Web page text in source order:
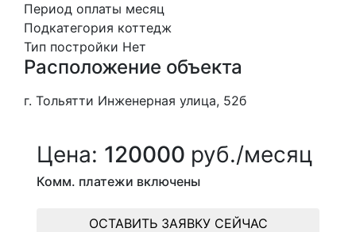
Период оплаты месяц
Подкатегория коттедж
Тип постройки Нет
Расположение объекта
г. Тольятти Инженерная улица, 52б
Цена: 120000 руб./месяц
Комм. платежи включены
ОСТАВИТЬ ЗАЯВКУ СЕЙЧАС